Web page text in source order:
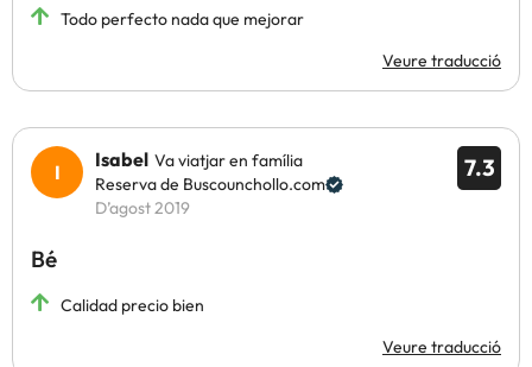
Todo perfecto nada que mejorar
Veure traducció
7.3
Isabel Va viatjar en família
Reserva de Buscounchollo.com
D’agost 2019
Bé
Calidad precio bien
Veure traducció